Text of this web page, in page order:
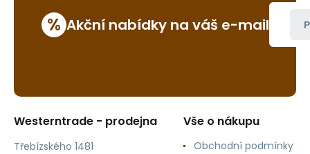
% Akční nabídky na váš e-mail
Westerntrade - prodejna
Třebízského 1481
Vše o nákupu
Obchodní podmínky